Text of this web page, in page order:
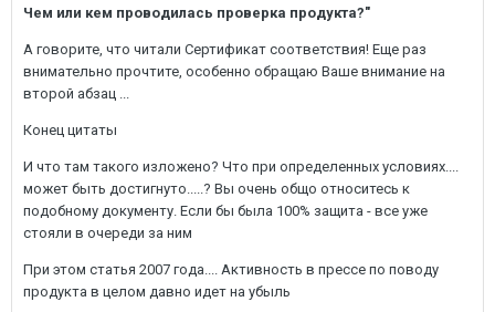
Чем или кем проводилась проверка продукта?"
А говорите, что читали Сертификат соответствия! Еще раз
внимательно прочтите, особенно обращаю Ваше внимание на
второй абзац ...
Конец цитаты
И что там такого изложено? Что при определенных условиях....
может быть достигнуто.....? Вы очень общо относитесь к
подобному документу. Если бы была 100% защита - все уже
стояли в очереди за ним
При этом статья 2007 года.... Активность в прессе по поводу
продукта в целом давно идет на убыль